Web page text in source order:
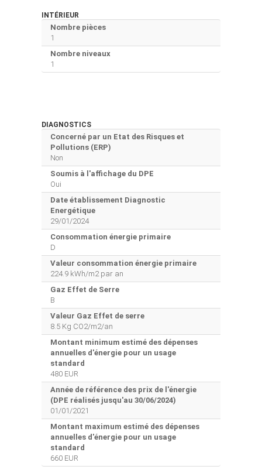
INTÉRIEUR
Nombre pièces
1
Nombre niveaux
1
DIAGNOSTICS
Concerné par un Etat des Risques et
Pollutions (ERP)
Non
Soumis à l'affichage du DPE
Oui
Date établissement Diagnostic
Energétique
29/01/2024
Consommation énergie primaire
D
Valeur consommation énergie primaire
224.9 kWh/m2 par an
Gaz Effet de Serre
B
Valeur Gaz Effet de serre
8.5 Kg CO2/m2/an
Montant minimum estimé des dépenses
annuelles d'énergie pour un usage
standard
480 EUR
Année de référence des prix de l'énergie
(DPE réalisés jusqu'au 30/06/2024)
01/01/2021
Montant maximum estimé des dépenses
annuelles d'énergie pour un usage
standard
660 EUR